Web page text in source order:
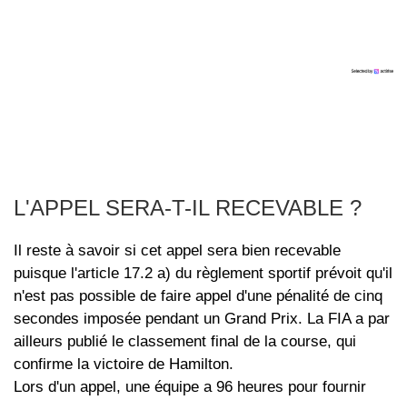
L'APPEL SERA-T-IL RECEVABLE ?
Il reste à savoir si cet appel sera bien recevable
puisque l'article 17.2 a) du règlement sportif prévoit qu'il
n'est pas possible de faire appel d'une pénalité de cinq
secondes imposée pendant un Grand Prix. La FIA a par
ailleurs publié le classement final de la course, qui
confirme la victoire de Hamilton.
Lors d'un appel, une équipe a 96 heures pour fournir